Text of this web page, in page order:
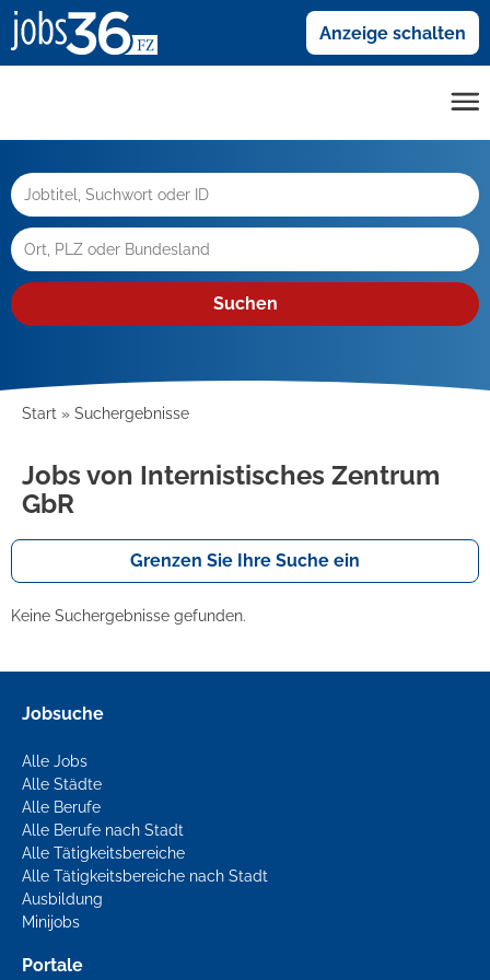
Anzeige schalten
Suchen
Start Suchergebnisse
Jobs von Internistisches Zentrum
GbR
Grenzen Sie Ihre Suche ein
Keine Suchergebnisse gefunden.
Jobsuche
Alle Jobs
Alle Städte
Alle Berufe
Alle Berufe nach Stadt
Alle Tätigkeitsbereiche
Alle Tätigkeitsbereiche nach Stadt
Ausbildung
Minijobs
Portale